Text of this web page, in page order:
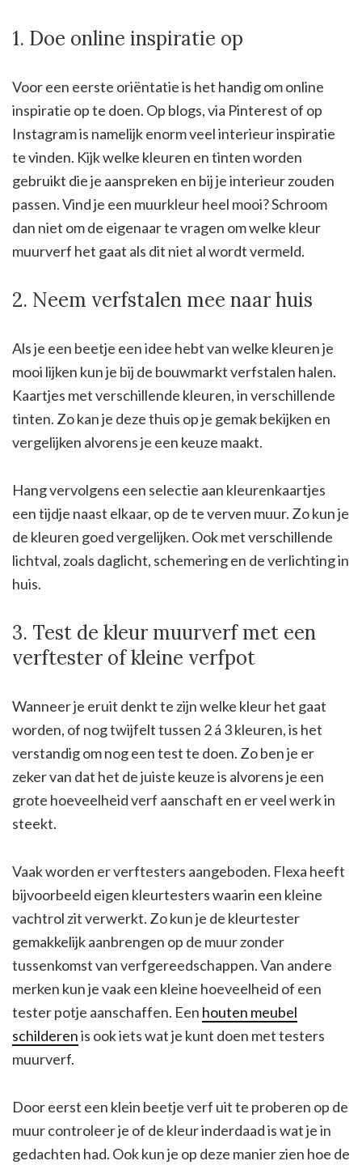
1. Doe online inspiratie op
Voor een eerste oriëntatie is het handig om online
inspiratie op te doen. Op blogs, via Pinterest of op
Instagram is namelijk enorm veel interieur inspiratie
te vinden. Kijk welke kleuren en tinten worden
gebruikt die je aanspreken en bij je interieur zouden
passen. Vind je een muurkleur heel mooi? Schroom
dan niet om de eigenaar te vragen om welke kleur
muurverf het gaat als dit niet al wordt vermeld.
2. Neem verfstalen mee naar huis
Als je een beetje een idee hebt van welke kleuren je
mooi lijken kun je bij de bouwmarkt verfstalen halen.
Kaartjes met verschillende kleuren, in verschillende
tinten. Zo kan je deze thuis op je gemak bekijken en
vergelijken alvorens je een keuze maakt.
Hang vervolgens een selectie aan kleurenkaartjes
een tijdje naast elkaar, op de te verven muur. Zo kun je
de kleuren goed vergelijken. Ook met verschillende
lichtval, zoals daglicht, schemering en de verlichting in
huis.
3. Test de kleur muurverf met een
verftester of kleine verfpot
Wanneer je eruit denkt te zijn welke kleur het gaat
worden, of nog twijfelt tussen 2 á 3 kleuren, is het
verstandig om nog een test te doen. Zo ben je er
zeker van dat het de juiste keuze is alvorens je een
grote hoeveelheid verf aanschaft en er veel werk in
steekt.
Vaak worden er verftesters aangeboden. Flexa heeft
bijvoorbeeld eigen kleurtesters waarin een kleine
vachtrol zit verwerkt. Zo kun je de kleurtester
gemakkelijk aanbrengen op de muur zonder
tussenkomst van verfgereedschappen. Van andere
merken kun je vaak een kleine hoeveelheid of een
tester potje aanschaffen. Een houten meubel
schilderenis ook iets wat je kunt doen met testers
muurverf.
Door eerst een klein beetje verf uit te proberen op de
muur controleer je of de kleur inderdaad is wat je in
gedachten had. Ook kun je op deze manier zien hoe de